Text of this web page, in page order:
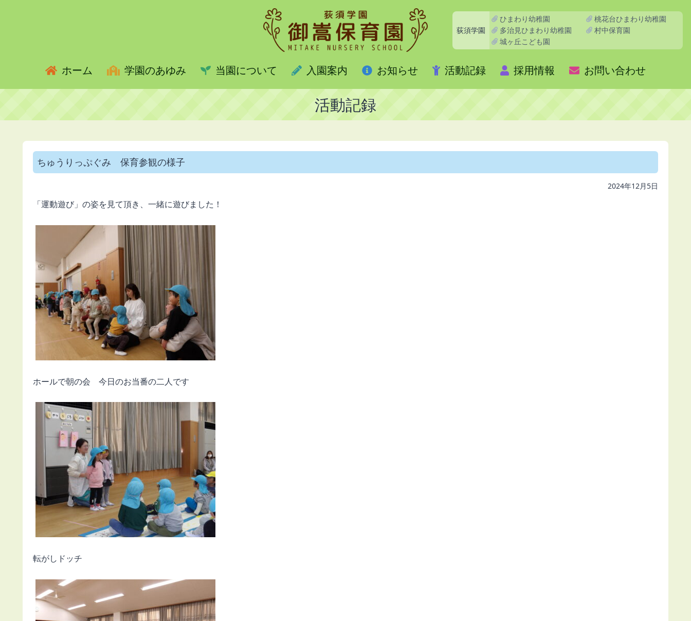
荻須学園
ひまわり幼稚園
桃花台ひまわり幼稚園
多治見ひまわり幼稚園
村中保育園
城ヶ丘こども園
ホーム 学園のあゆみ 当園について 入園案内 お知らせ 活動記録 採用情報 お問い合わせ
活動記録
ちゅうりっぷぐみ 保育参観の様子
2024年12月5日
「運動遊び」の姿を見て頂き、一緒に遊びました！
ホールで朝の会 今日のお当番の二人です
転がしドッチ